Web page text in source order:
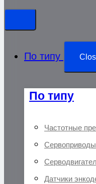
По типу
По типу
Частотные
Сервоприводы
Датчики